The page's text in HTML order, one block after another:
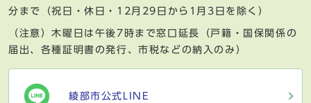
分まで（祝日・休日・12月29日から1月3日を除く）
（注意）木曜日は午後7時まで窓口延長（戸籍・国保関係の
届出、各種証明書の発行、市税などの納入のみ）
綾部市公式LINE